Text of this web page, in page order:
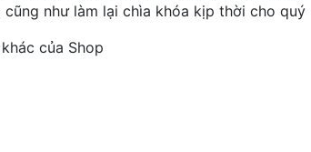
như làm lại chìa khóa kịp thời cho quý
của Shop